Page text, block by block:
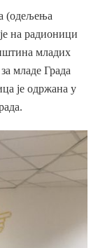
(одељења
на радионици
младих
младе Града
је одржана у